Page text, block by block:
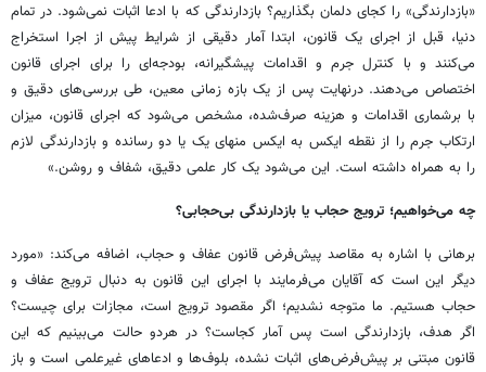
«بازدارندگی» را کجای دلمان بگذاریم؟ بازدارندگی که با ادعا اثبات نمی‌شود. در تمام
دنیا، قبل از اجرای یک قانون، ابتدا آمار دقیقی از شرایط پیش از اجرا استخراج
می‌کنند و با کنترل جرم و اقدامات پیشگیرانه، بودجه‌ای را برای اجرای قانون
اختصاص می‌دهند. درنهایت پس از یک بازه زمانی معین، طی بررسی‌های دقیق و
با برشماری اقدامات و هزینه صرف‌شده، مشخص می‌شود که اجرای قانون، میزان
ارتکاب جرم را از نقطه ایکس به ایکس منهای یک یا دو رسانده و بازدارندگی لازم
را به همراه داشته است. این می‌شود یک کار علمی دقیق، شفاف و روشن.»
چه می‌خواهیم؛ ترویج حجاب یا بازدارندگی بی‌حجابی؟
برهانی با اشاره به مقاصد پیش‌فرض قانون عفاف و حجاب، اضافه می‌کند: «مورد
دیگر این است که آقایان می‌فرمایند با اجرای این قانون به دنبال ترویج عفاف و
حجاب هستیم. ما متوجه نشدیم؛ اگر مقصود ترویج است، مجازات برای چیست؟
اگر هدف، بازدارندگی است پس آمار کجاست؟ در هردو حالت می‌بینیم که این
قانون مبتنی بر پیش‌فرض‌های اثبات نشده، بلوف‌ها و ادعاهای غیرعلمی است و باز